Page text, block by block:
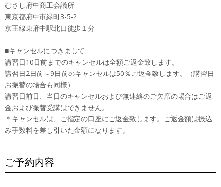
むさし府中商工会議所
東京都府中市緑町3-5-2
京王線東府中駅北口徒歩１分
■キャンセルにつきまして
講習日10日前までのキャンセルは全額ご返金致します。
講習日2日前～9日前のキャンセルは50％ご返金致します。（講習日
お振替の場合も同様）
講習日前日、当日のキャンセルおよび無連絡のご欠席の場合はご返
金および振替受講はできません。
＊キャンセルは、ご指定の口座にご返金致します。ご返金額は振込
み手数料を差し引いた金額になります。
ご予約内容